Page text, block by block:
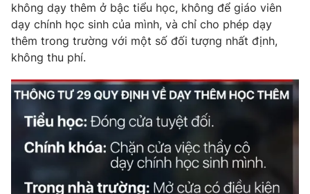
VTV Money VTV Thể thao
VTV Sức khoẻ
Thị trường 24h Tấm lòng Việt
VTV4 Vươn mình bằng AI
VTV9 VTV8
không dạy thêm ở bậc tiểu học, không để giáo viên
dạy chính học sinh của mình, và chỉ cho phép dạy
thêm trong trường với một số đối tượng nhất định,
không thu phí.